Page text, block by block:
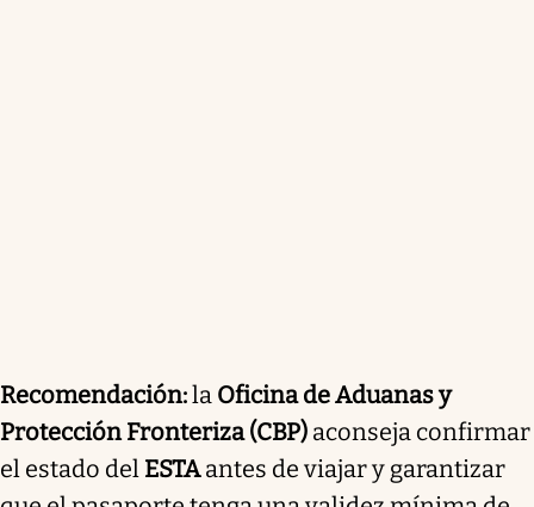
Recomendación:la Oficina de Aduanas y
Protección Fronteriza (CBP) aconseja confirmar
el estado del ESTAantes de viajar y garantizar